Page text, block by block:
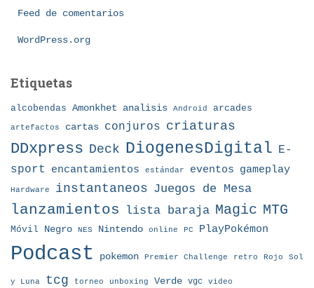
Feed de comentarios
WordPress.org
Etiquetas
alcobendas Amonkhet analisis Android arcades
artefactos cartas conjuros criaturas
DDxpress Deck DiogenesDigital E-
sport
encantamientos estándar eventos gameplay
Hardware instantaneos Juegos de Mesa
lanzamientos lista baraja Magic MTG
Móvil Negro NES Nintendo online PC PlayPokémon
Podcast pokemon Premier Challenge retro Rojo Sol
y Luna tcg torneo unboxing Verde vgc video